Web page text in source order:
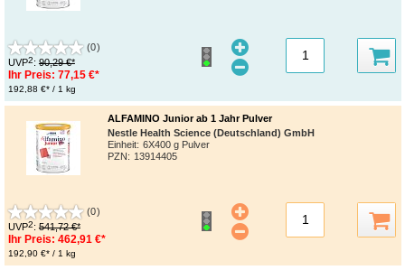
(0)
UVP2: 90,29 €*
Ihr Preis: 77,15 €*
192,88 €* / 1 kg
ALFAMINO Junior ab 1 Jahr Pulver
Nestle Health Science (Deutschland) GmbH
Einheit: 6X400 g Pulver
PZN: 13914405
(0)
UVP2: 541,72 €*
Ihr Preis: 462,91 €*
192,90 €* / 1 kg